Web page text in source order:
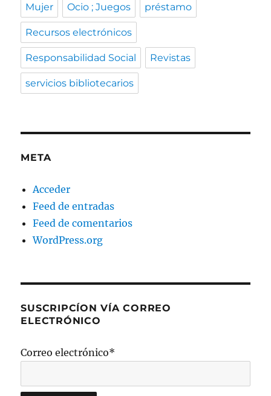
Mujer Ocio ; Juegos préstamo
Recursos electrónicos
Responsabilidad Social Revistas
servicios bibliotecarios
META
Acceder
Feed de entradas
Feed de comentarios
WordPress.org
SUSCRIPCÍON VÍA CORREO
ELECTRÓNICO
Correo electrónico*